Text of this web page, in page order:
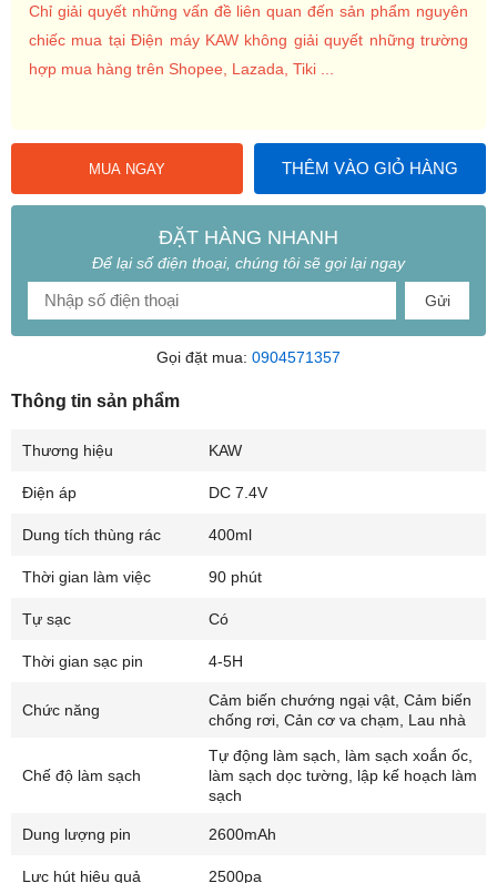
Chỉ giải quyết những vấn đề liên quan đến sản phẩm nguyên
chiếc mua tại Điện máy KAW không giải quyết những trường
hợp mua hàng trên Shopee, Lazada, Tiki ...
MUA NGAY THÊM VÀO GIỎ HÀNG
ĐẶT HÀNG NHANH
Để lại số điện thoại, chúng tôi sẽ gọi lại ngay
Gửi
Gọi đặt mua: 0904571357
Thông tin sản phẩm
Thương hiệu KAW
Điện áp DC 7.4V
Dung tích thùng rác 400ml
Thời gian làm việc 90 phút
Tự sạc Có
Thời gian sạc pin 4-5H
Chức năng
Cảm biến chướng ngại vật, Cảm biến
chống rơi, Cản cơ va chạm, Lau nhà
Chế độ làm sạch
Tự động làm sạch, làm sạch xoắn ốc,
làm sạch dọc tường, lập kế hoạch làm
sạch
Dung lượng pin 2600mAh
Lực hút hiệu quả 2500pa